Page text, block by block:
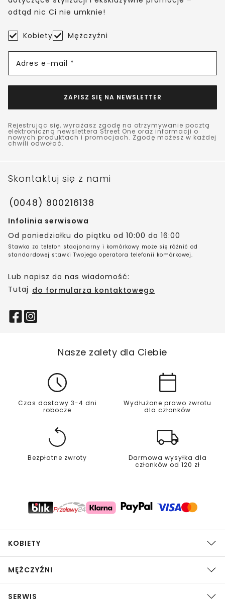
odtąd nic Ci nie umknie!
Kobiety Mężczyźni
Adres e-mail *
ZAPISZ SIĘ NA NEWSLETTER
Rejestrując się, wyrażasz zgodę na otrzymywanie pocztą
elektroniczną newslettera Street One oraz informacji o
nowych produktach i promocjach. Zgodę możesz w każdej
chwili odwołać.
Skontaktuj się z nami
(0048) 800216138
Infolinia serwisowa
Od poniedziałku do piątku od 10:00 do 16:00
Stawka za telefon stacjonarny i komórkowy może się różnić od
standardowej stawki Twojego operatora telefonii komórkowej.
Lub napisz do nas wiadomość:
Tutaj do formularza kontaktowego
Nasze zalety dla Ciebie
Czas dostawy 3-4 dni
robocze
Wydłużone prawo zwrotu
dla członków
Bezpłatne zwroty
Darmowa wysyłka dla
członków od 120 zł
KOBIETY
MĘŻCZYŹNI
SERWIS